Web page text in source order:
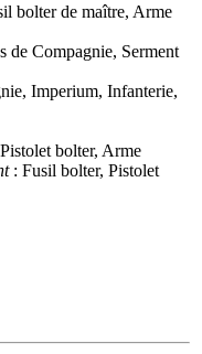
bolter de maître, Arme
de Compagnie, Serment
Imperium, Infanterie,
bolter, Arme
: Fusil bolter, Pistolet